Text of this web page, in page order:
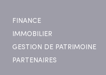
FINANCE
IMMOBILIER
GESTION DE PATRIMOINE
PARTENAIRES